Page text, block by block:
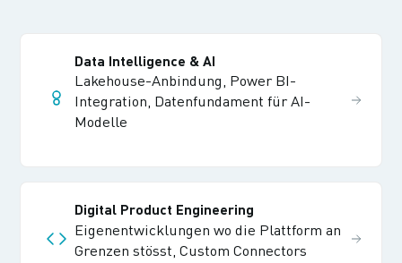
Data Intelligence & AI
Lakehouse-Anbindung, Power BI-
Integration, Datenfundament für AI-
Modelle
Digital Product Engineering
Eigenentwicklungen wo die Plattform an
Grenzen stösst, Custom Connectors